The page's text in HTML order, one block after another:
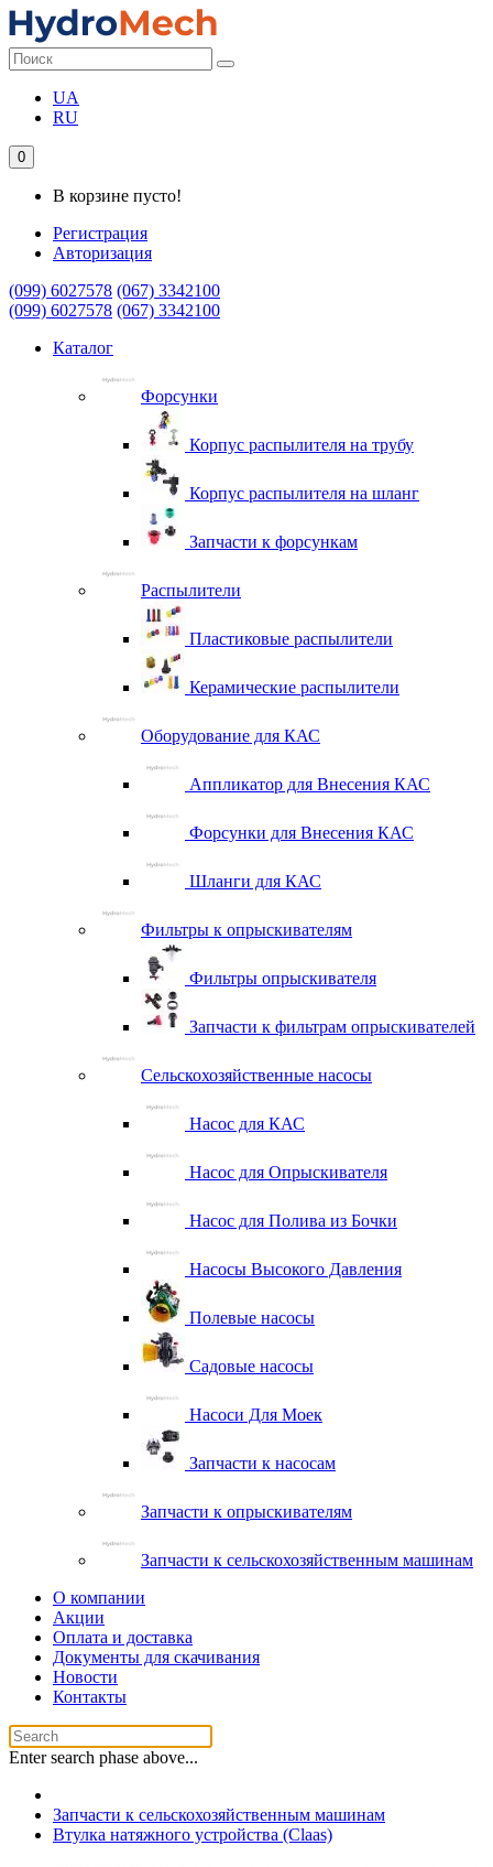
UA
RU
0
В корзине пусто!
Регистрация
Авторизация
(099) 6027578 (067) 3342100
(099) 6027578 (067) 3342100
Каталог
Форсунки
Корпус распылителя на трубу
Корпус распылителя на шланг
Запчасти к форсункам
Распылители
Пластиковые распылители
Керамические распылители
Оборудование для КАС
Аппликатор для Внесения КАС
Форсунки для Внесения КАС
Шланги для КАС
Фильтры к опрыскивателям
Фильтры опрыскивателя
Запчасти к фильтрам опрыскивателей
Сельскохозяйственные насосы
Насос для КАС
Насос для Опрыскивателя
Насос для Полива из Бочки
Насосы Высокого Давления
Полевые насосы
Садовые насосы
Насоси Для Моек
Запчасти к насосам
Запчасти к опрыскивателям
Запчасти к сельскохозяйственным машинам
О компании
Акции
Оплата и доставка
Документы для скачивания
Новости
Контакты
Enter search phase above...
Запчасти к сельскохозяйственным машинам
Втулка натяжного устройства (Claas)